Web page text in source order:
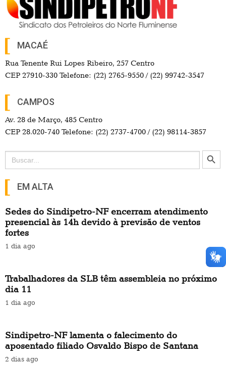
MACAÉ
Rua Tenente Rui Lopes Ribeiro, 257 Centro
CEP 27910-330 Telefone: (22) 2765-9550 / (22) 99742-3547
CAMPOS
Av. 28 de Março, 485 Centro
CEP 28.020-740 Telefone: (22) 2737-4700 / (22) 98114-3857
Search
for:
Search Button
EM ALTA
Sedes do Sindipetro-NF encerram atendimento
presencial às 14h devido à previsão de ventos
fortes
1 dia ago
Trabalhadores da SLB têm assembleia no próximo
dia 11
1 dia ago
Sindipetro-NF lamenta o falecimento do
aposentado filiado Osvaldo Bispo de Santana
2 dias ago